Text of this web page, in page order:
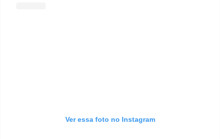
Ver essa foto no Instagram